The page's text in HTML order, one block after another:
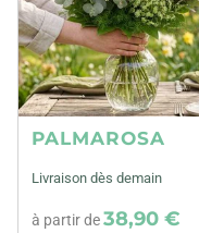
PALMAROSA
Livraison dès demain
à partir de38,90 €